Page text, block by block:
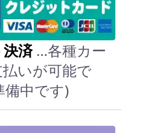
済…各種カー
いが可能で
備中です)